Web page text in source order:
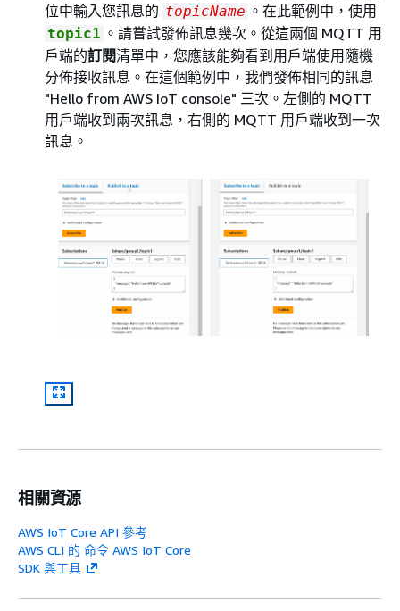
位中輸入您訊息的 topicName 。在此範例中，使用
topic1 。請嘗試發佈訊息幾次。從這兩個 MQTT 用
戶端的訂閱清單中，您應該能夠看到用戶端使用隨機
分佈接收訊息。在這個範例中，我們發佈相同的訊息
"Hello from AWS IoT console" 三次。左側的 MQTT
用戶端收到兩次訊息，右側的 MQTT 用戶端收到一次
訊息。
相關資源
AWS IoT Core API 參考
AWS CLI 的 命令 AWS IoT Core
SDK 與工具